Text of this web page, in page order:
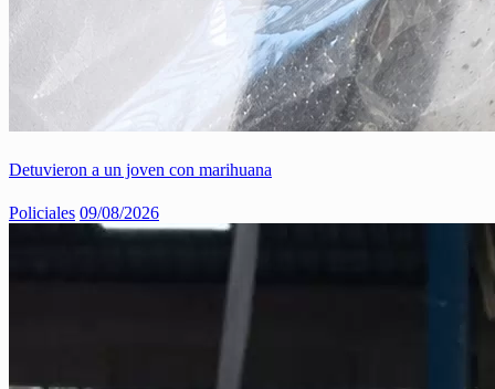
Detuvieron a un joven con marihuana
Policiales 09/08/2026